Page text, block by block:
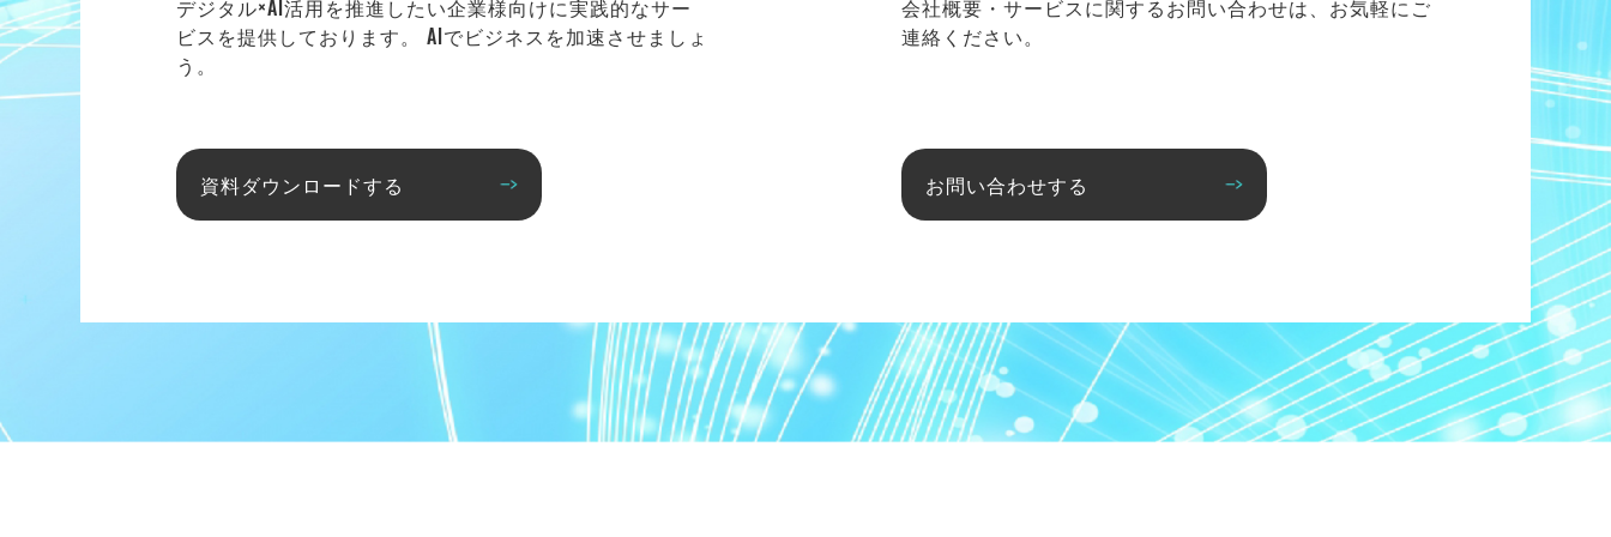
デジタル×AI活用を推進したい企業様向けに実践的なサー
ビスを提供しております。 AIでビジネスを加速させましょ
う。
資料ダウンロードする
会社概要・サービスに関するお問い合わせは、お気軽にご
連絡ください。
お問い合わせする